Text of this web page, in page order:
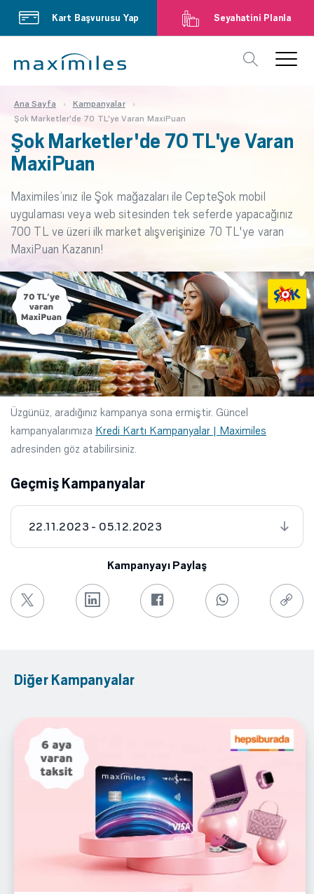
Kart Başvurusu Yap Seyahatini Planla
Ana Sayfa
Kampanyalar
Şok Marketler'de 70 TL'ye Varan MaxiPuan
Şok Marketler'de 70 TL'ye Varan
MaxiPuan
Maximiles’ınız ile Şok mağazaları ile CepteŞok mobil
uygulaması veya web sitesinden tek seferde yapacağınız
700 TL ve üzeri ilk market alışverişinize 70 TL'ye varan
MaxiPuan Kazanın!
Üzgünüz, aradığınız kampanya sona ermiştir. Güncel
kampanyalarımıza Kredi Kartı Kampanyalar | Maximiles
adresinden göz atabilirsiniz.
Geçmiş Kampanyalar
22.11.2023 - 05.12.2023
Kampanyayı Paylaş
Diğer Kampanyalar